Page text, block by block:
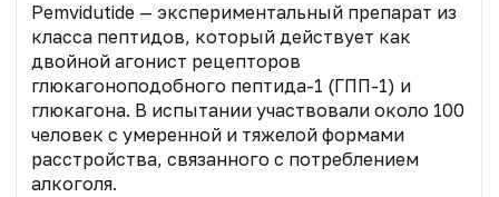
Pemvidutide— экспериментальный препарат из
класса пептидов, который действует как
двойной агонист рецепторов
глюкагоноподобного пептида-1 (ГПП-1) и
глюкагона. В испытании участвовали около 100
человек с умеренной и тяжелой формами
расстройства, связанного с потреблением
алкоголя.